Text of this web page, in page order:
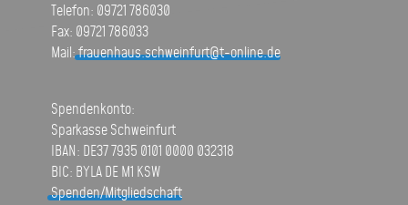
Telefon: 09721 786030
Fax: 09721 786033
Mail:frauenhaus.schweinfurt@t-online.de
Spendenkonto:
Sparkasse Schweinfurt
IBAN: DE37 7935 0101 0000 032318
BIC: BYLA DE M1 KSW
Spenden/Mitgliedschaft